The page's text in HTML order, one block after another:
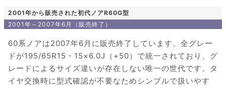
2001年から販売された初代ノアR60G型
2001年～2007年6月（販売終了）
60系ノアは2007年6月に販売終了しています。全グレー
ドが195/65R15・15×6.0J（+50）で統一されており、グ
レードによるサイズ違いが存在しない唯一の世代です。タ
イヤ交換時に型式確認が不要なためシンプルで扱いやす